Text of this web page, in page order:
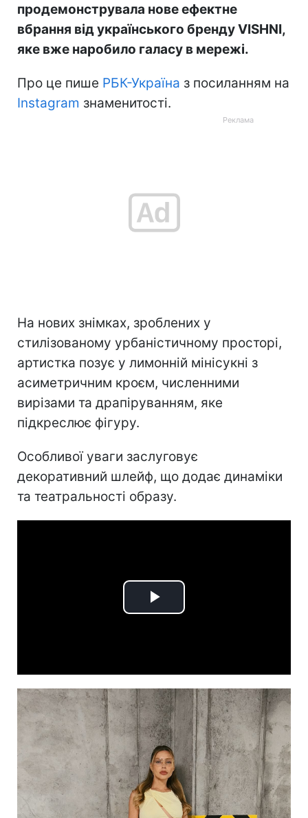
продемонструвала нове ефектне
вбрання від українського бренду VISHNI,
яке вже наробило галасу в мережі.
Про це пише РБК-Україна з посиланням на
Instagram знаменитості.
На нових знімках, зроблених у
стилізованому урбаністичному просторі,
артистка позує у лимонній мінісукні з
асиметричним кроєм, численними
вирізами та драпіруванням, яке
підкреслює фігуру.
Особливої уваги заслуговує
декоративний шлейф, що додає динаміки
та театральності образу.
Play